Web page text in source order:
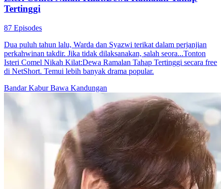
Tertinggi
87 Episodes
Dua puluh tahun lalu, Warda dan Syazwi terikat dalam perjanjian
perkahwinan takdir. Jika tidak dilaksanakan, salah seora...Tonton
Isteri Comel Nikah Kilat:Dewa Ramalan Tahap Tertinggi secara free
di NetShort. Temui lebih banyak drama popular.
BandarKabur Bawa Kandungan